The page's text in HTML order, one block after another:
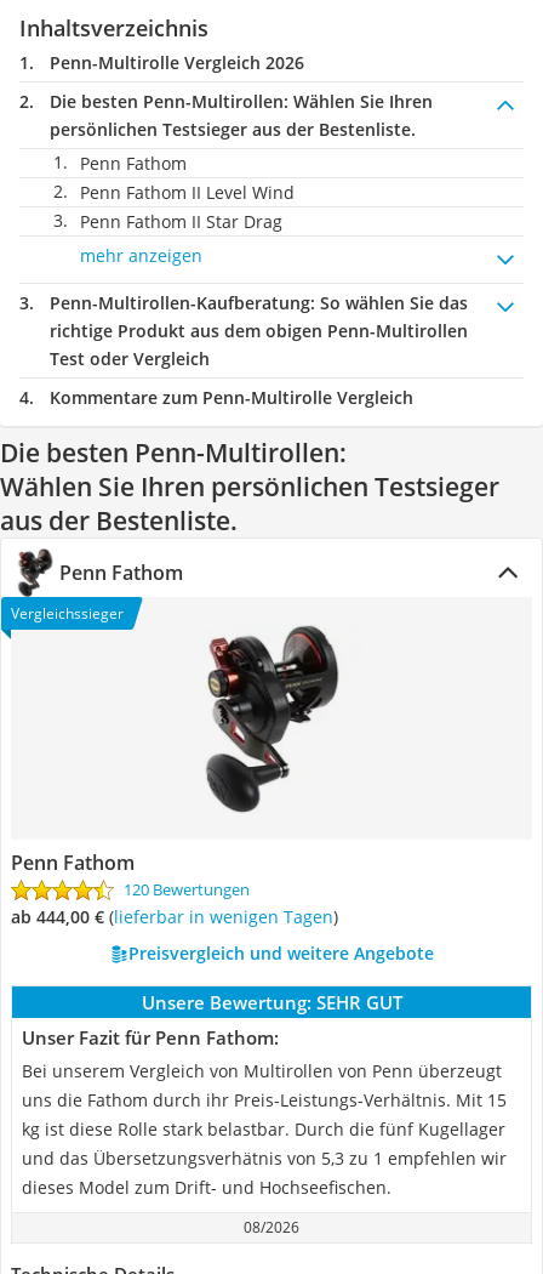
Inhaltsverzeichnis
Penn-Multirolle Vergleich 2026
Die besten Penn-Multirollen: Wählen Sie Ihren
persönlichen Testsieger aus der Bestenliste.
Penn Fathom
Penn Fathom II Level Wind
Penn Fathom II Star Drag
mehr anzeigen
Penn-Multirollen-Kaufberatung: So wählen Sie das
richtige Produkt aus dem obigen Penn-Multirollen
Test oder Vergleich
Kommentare zum Penn-Multirolle Vergleich
Die besten Penn-Multirollen:
Wählen Sie Ihren persönlichen Testsieger
aus der Bestenliste.
Penn Fathom
Vergleichssieger
Penn Fathom
120 Bewertungen
ab 444,00 € ( Lieferbar in wenigen Tagen)
Preisvergleich und weitere Angebote
Unsere Bewertung: SEHR GUT
Unser Fazit für Penn Fathom:
Bei unserem Vergleich von Multirollen von Penn überzeugt
uns die Fathom durch ihr Preis-Leistungs-Verhältnis. Mit 15
kg ist diese Rolle stark belastbar. Durch die fünf Kugellager
und das Übersetzungsverhätnis von 5,3 zu 1 empfehlen wir
dieses Model zum Drift- und Hochseefischen.
08/2026